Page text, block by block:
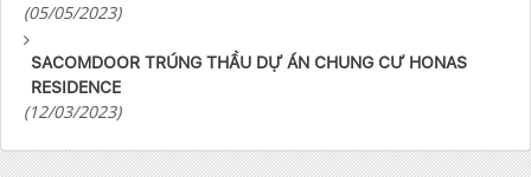
(05/05/2023)
SACOMDOOR TRÚNG THẦU DỰ ÁN CHUNG CƯ HONAS
RESIDENCE
(12/03/2023)